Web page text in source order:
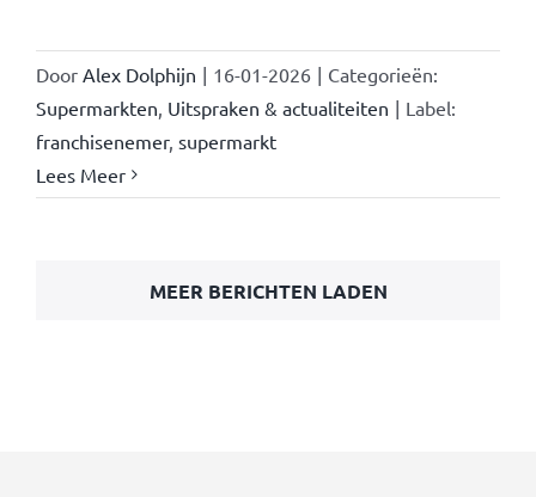
Door Alex Dolphijn | 16-01-2026 | Categorieën:
Supermarkten, Uitspraken & actualiteiten | Label:
franchisenemer, supermarkt
Lees Meer
MEER BERICHTEN LADEN